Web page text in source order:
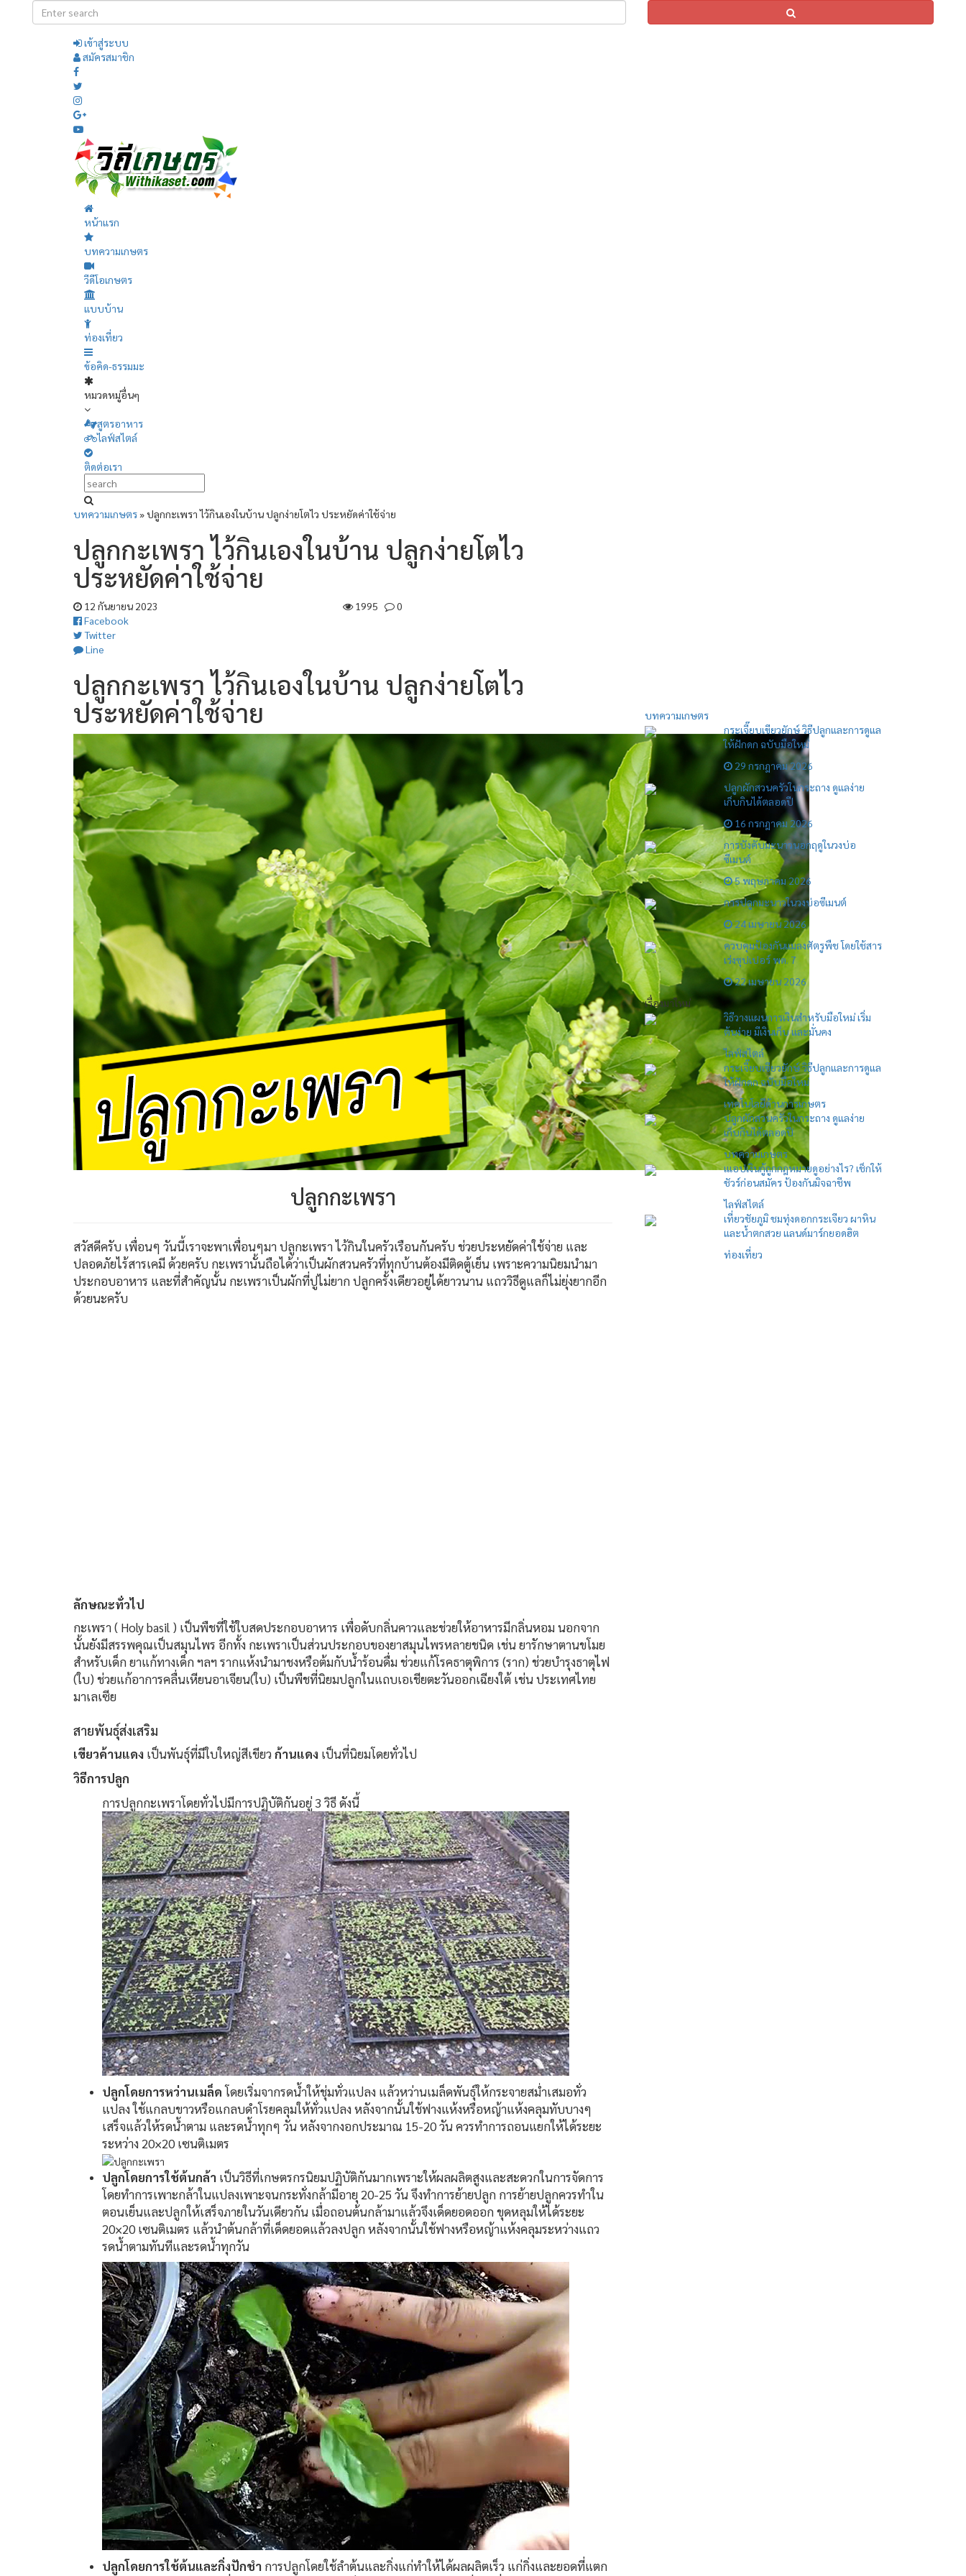
เข้าสู่ระบบ
สมัครสมาชิก
หน้าแรก
บทความเกษตร
วีดีโอเกษตร
แบบบ้าน
ท่องเที่ยว
ข้อคิด-ธรรมมะ
หมวดหมู่อื่นๆ
สูตรอาหาร
ไลฟ์สไตล์
ติดต่อเรา
บทความเกษตร»ปลูกกะเพรา ไว้กินเองในบ้าน ปลูกง่ายโตไว ประหยัดค่าใช้จ่าย
ปลูกกะเพรา ไว้กินเองในบ้าน ปลูกง่ายโตไว
ประหยัดค่าใช้จ่าย
12 กันยายน 2023 1995
0
Facebook
Twitter
Line
ปลูกกะเพรา ไว้กินเองในบ้าน ปลูกง่ายโตไว
ประหยัดค่าใช้จ่าย
ปลูกกะเพรา
สวัสดีครับ เพื่อนๆ วันนี้เราจะพาเพื่อนๆมา ปลูกะเพรา ไว้กินในครัวเรือนกันครับ ช่วยประหยัดค่าใช้จ่าย และ
ปลอดภัยไร้สารเคมี ด้วยครับ กะเพรานั้นถือได้ว่าเป็นผักสวนครัวที่ทุกบ้านต้องมีติดตู้เย็น เพราะความนิยมนำมา
ประกอบอาหาร และที่สำคัญนั้น กะเพราเป็นผักที่ปูไม่ยาก ปลูกครั้งเดียวอยู่ได้ยาวนาน แถววิธีดูแลก็ไม่ยุ่งยากอีก
ด้วยนะครับ
ลักษณะทั่วไป
กะเพรา ( Holy basil ) เป็นพืชที่ใช้ใบสดประกอบอาหาร เพื่อดับกลิ่นคาวและช่วยให้อาหารมีกลิ่นหอม นอกจาก
นั้นยังมีสรรพคุณเป็นสมุนไพร อีกทั้ง กะเพราเป็นส่วนประกอบของยาสมุนไพรหลายชนิด เช่น ยารักษาตานขโมย
สำหรับเด็ก ยาแก้ทางเด็ก ฯลฯ รากแห้งนำมาชงหรือต้มกับน้ำร้อนดื่ม ช่วยแก้โรคธาตุพิการ (ราก) ช่วยบำรุงธาตุไฟ
(ใบ) ช่วยแก้อาการคลื่นเหียนอาเจียน(ใบ) เป็นพืชที่นิยมปลูกในแถบเอเชียตะวันออกเฉียงใต้ เช่น ประเทศไทย
มาเลเซีย
สายพันธุ์ส่งเสริม
เขียวค้านแดง เป็นพันธุ์ที่มีใบใหญ่สีเขียว ก้านแดง เป็นที่นิยมโดยทั่วไป
วิธีการปลูก
การปลูกกะเพราโดยทั่วไปมีการปฏิบัติกันอยู่ 3 วิธี ดังนี้
ปลูกโดยการหว่านเมล็ดโดยเริ่มจากรดน้ำให้ชุ่มทั่วแปลง แล้วหว่านเมล็ดพันธุ์ให้กระจายสม่ำเสมอทั่ว
แปลง ใช้แกลบขาวหรือแกลบดำโรยคลุมให้ทั่วแปลง หลังจากนั้นใช้ฟางแห้งหรือหญ้าแห้งคลุมทับบางๆ
เสร็จแล้วให้รดน้ำตาม และรดน้ำทุกๆ วัน หลังจากงอกประมาณ 15-20 วัน ควรทำการถอนแยกให้ได้ระยะ
ระหว่าง 20×20 เซนติเมตร
ปลูกโดยการใช้ต้นกล้า เป็นวิธีที่เกษตรกรนิยมปฏิบัติกันมากเพราะให้ผลผลิตสูงและสะดวกในการจัดการ
โดยทำการเพาะกล้าในแปลงเพาะจนกระทั่งกล้ามีอายุ 20-25 วัน จึงทำการย้ายปลูก การย้ายปลูกควรทำใน
ตอนเย็นและปลูกให้เสร็จภายในวันเดียวกัน เมื่อถอนต้นกล้ามาแล้วจึงเด็ดยอดออก ขุดหลุมให้ได้ระยะ
20×20 เซนติเมตร แล้วนำต้นกล้าที่เด็ดยอดแล้วลงปลูก หลังจากนั้นใช้ฟางหรือหญ้าแห้งคลุมระหว่างแถว
รดน้ำตามทันทีและรดน้ำทุกวัน
ปลูกโดยการใช้ต้นและกิ่งปักชำ การปลูกโดยใช้ลำต้นและกิ่งแก่ทำให้ได้ผลผลิตเร็ว แก่กิ่งและยอดที่แตก
บทความเกษตร
กระเจี๊ยบเขียวยักษ์ วิธีปลูกและการดูแล
ให้ฝักดก ฉบับมือใหม่
29 กรกฎาคม 2026
ปลูกผักสวนครัวในกระถาง ดูแลง่าย
เก็บกินได้ตลอดปี
16 กรกฎาคม 2026
การบังคับมะนาวนอกฤดูในวงบ่อ
ซีเมนต์
5 พฤษภาคม 2026
การปลูกมะนาวในวงบ่อซีเมนต์
24 เมษายน 2026
ควบคุมป้องกันแมลงศัตรูพืช โดยใช้สาร
เร่งซุปเปอร์ พด. 7
22 เมษายน 2026
เรื่องมาใหม่
วิธีวางแผนการเงินสำหรับมือใหม่ เริ่ม
ต้นง่าย มีเงินเก็บ และมั่นคง
ไลฟ์สไตล์
กระเจี๊ยบเขียวยักษ์ วิธีปลูกและการดูแล
ให้ฝักดก ฉบับมือใหม่
เทคโนโลยีด้านการเกษตร
ปลูกผักสวนครัวในกระถาง ดูแลง่าย
เก็บกินได้ตลอดปี
บทความเกษตร
เแอปเงินกู้ถูกกฎหมายดูอย่างไร? เช็กให้
ชัวร์ก่อนสมัคร ป้องกันมิจฉาชีพ
ไลฟ์สไตล์
เที่ยวชัยภูมิ ชมทุ่งดอกกระเจียว ผาหิน
และน้ำตกสวย แลนด์มาร์กยอดฮิต
ท่องเที่ยว